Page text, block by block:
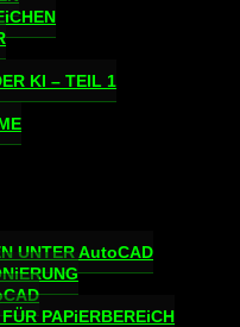
KI – TEIL 1
UNTER AutoCAD
PAPiERBEREiCH